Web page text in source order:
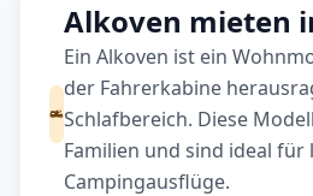
Alkoven mieten
Ein Alkoven ist ein
der Fahrerkabine
Schlafbereich. Diese
Familien und sind ideal für
Campingausflüge.